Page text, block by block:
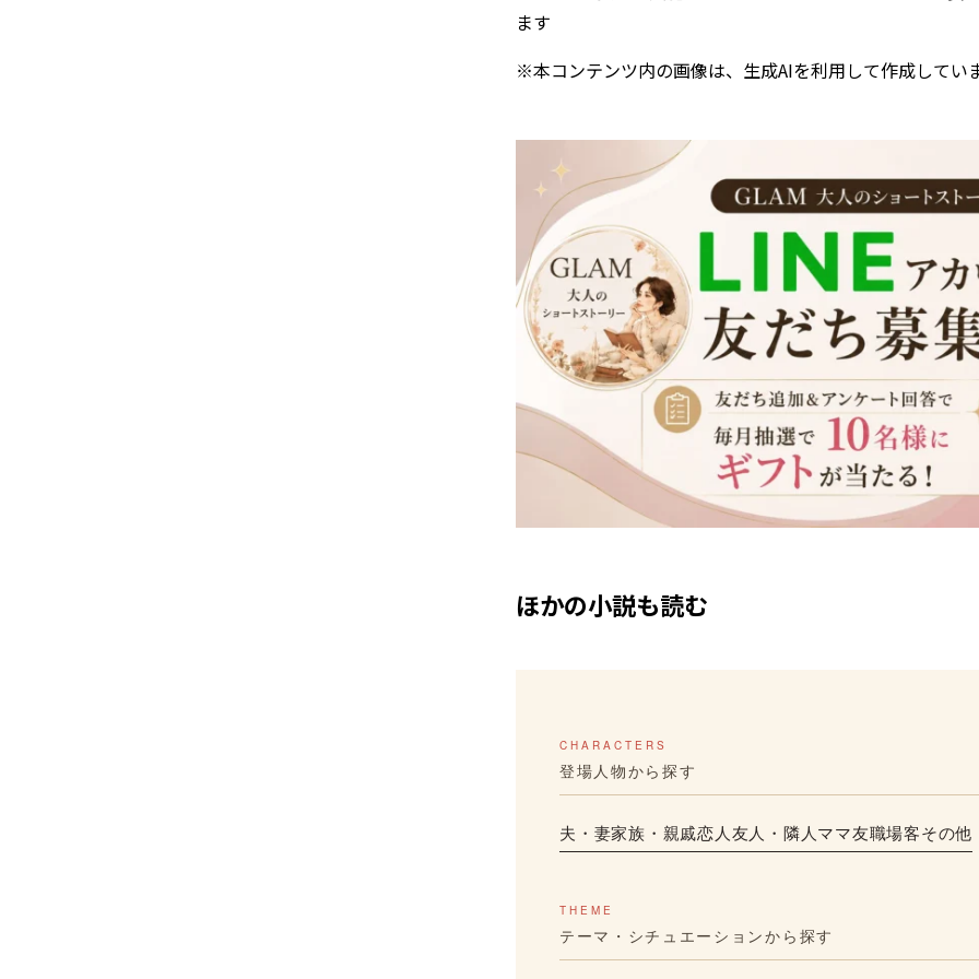
ます
※本コンテンツ内の画像は、生成AIを利用して作成してい
ほかの小説も読む
CHARACTERS
登場人物から探す
夫・妻家族・親戚恋人友人・隣人ママ友職場客その他
THEME
テーマ・シチュエーションから探す